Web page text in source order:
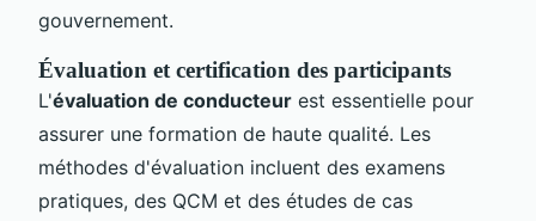
gouvernement.
Évaluation et certification des participants
L'évaluation de conducteur est essentielle pour
assurer une formation de haute qualité. Les
méthodes d'évaluation incluent des examens
pratiques, des QCM et des études de cas